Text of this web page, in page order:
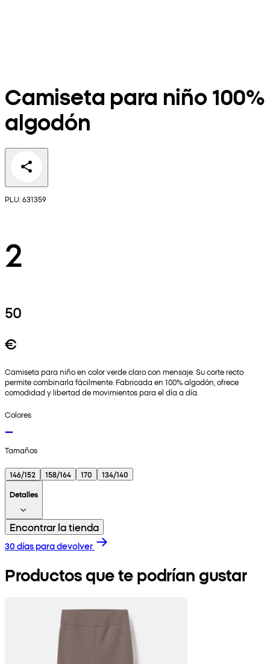
Camiseta para niño 100%
algodón
PLU: 631359
2
50
€
Camiseta para niño en color verde claro con mensaje. Su corte recto
permite combinarla fácilmente. Fabricada en 100% algodón, ofrece
comodidad y libertad de movimientos para el día a día.
Colores
Tamaños
146/152 158/164 170
134/140
Detalles
Encontrar la tienda
30 días para devolver
Productos que te podrían gustar